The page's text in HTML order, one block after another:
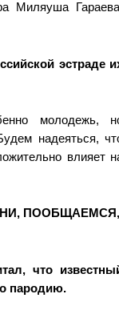
Миляуша
эстраде
молодежь,
надеяться,
влияет
ПООБЩАЕМСЯ,
что
пародию.